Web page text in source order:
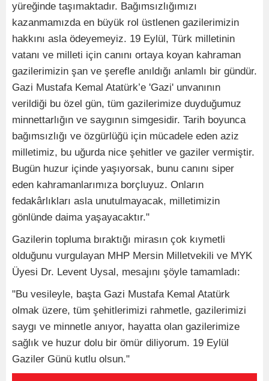
yüreğinde taşımaktadır. Bağımsızlığımızı
kazanmamızda en büyük rol üstlenen gazilerimizin
hakkını asla ödeyemeyiz. 19 Eylül, Türk milletinin
vatanı ve milleti için canını ortaya koyan kahraman
gazilerimizin şan ve şerefle anıldığı anlamlı bir gündür.
Gazi Mustafa Kemal Atatürk’e 'Gazi' unvanının
verildiği bu özel gün, tüm gazilerimize duyduğumuz
minnettarlığın ve saygının simgesidir. Tarih boyunca
bağımsızlığı ve özgürlüğü için mücadele eden aziz
milletimiz, bu uğurda nice şehitler ve gaziler vermiştir.
Bugün huzur içinde yaşıyorsak, bunu canını siper
eden kahramanlarımıza borçluyuz. Onların
fedakârlıkları asla unutulmayacak, milletimizin
gönlünde daima yaşayacaktır."
Gazilerin topluma bıraktığı mirasın çok kıymetli
olduğunu vurgulayan MHP Mersin Milletvekili ve MYK
Üyesi Dr. Levent Uysal, mesajını şöyle tamamladı:
"Bu vesileyle, başta Gazi Mustafa Kemal Atatürk
olmak üzere, tüm şehitlerimizi rahmetle, gazilerimizi
saygı ve minnetle anıyor, hayatta olan gazilerimize
sağlık ve huzur dolu bir ömür diliyorum. 19 Eylül
Gaziler Günü kutlu olsun."